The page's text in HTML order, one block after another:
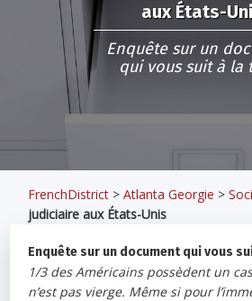
aux États-
Enquête sur un
qui vous suit à la
FrenchDistrict >Atlanta Georgie >
judiciaire aux États-Unis
Enquête sur un document qui vous
1/3 des Américains possèdent un
n’est pas vierge. Même si pour